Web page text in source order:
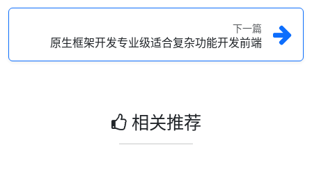
下一篇
原生框架开发专业级适合复杂功能开发前端
相关推荐